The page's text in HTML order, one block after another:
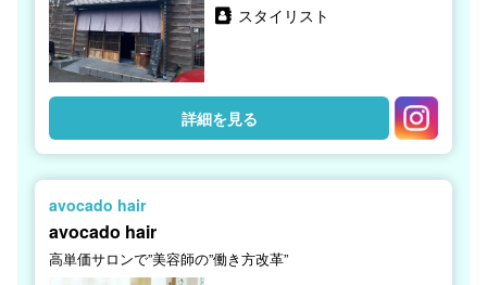
スタイリスト
詳細を見る
avocado hair
avocado hair
高単価サロンで”美容師の”働き方改革”